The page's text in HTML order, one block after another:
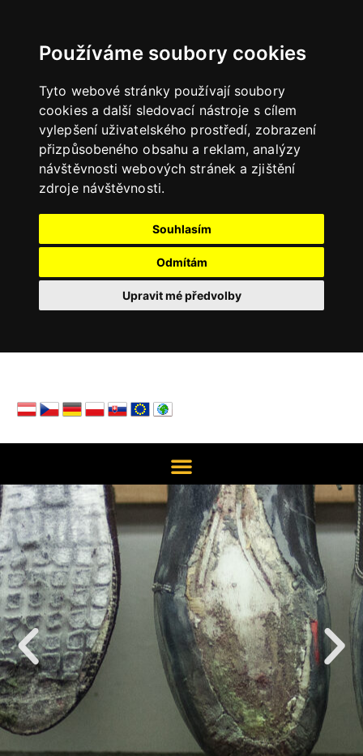
Používáme soubory cookies
Tyto webové stránky používají soubory
cookies a další sledovací nástroje s cílem
vylepšení uživatelského prostředí, zobrazení
přizpůsobeného obsahu a reklam, analýzy
návštěvnosti webových stránek a zjištění
zdroje návštěvnosti.
Souhlasím
Odmítám
Upravit mé předvolby